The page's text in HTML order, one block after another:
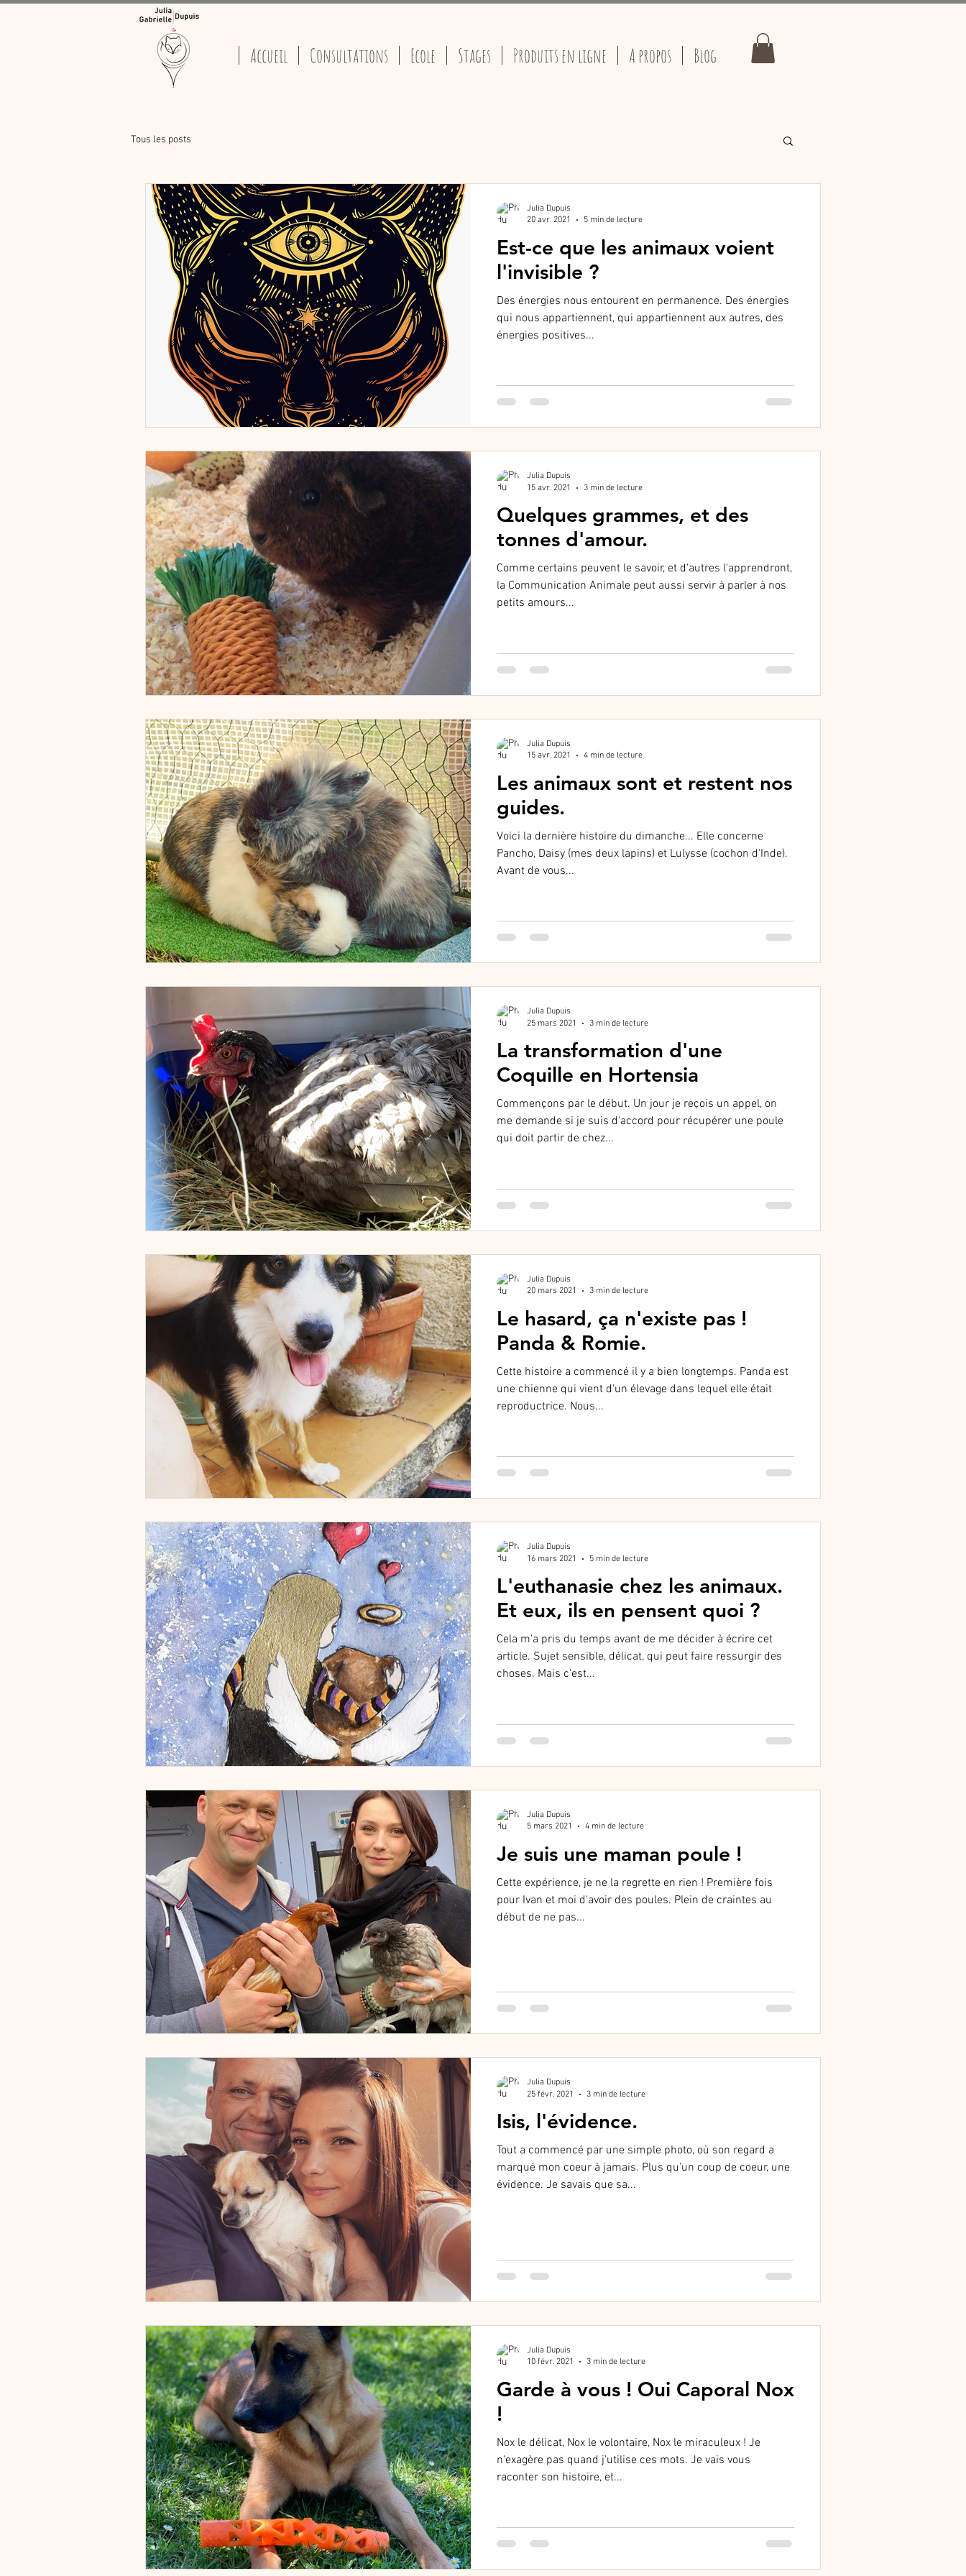
Accueil Consultations Ecole Stages Produits en ligne A propos Blog
Tous les posts
Est-ce que les animaux voient
l'invisible ?
Des énergies nous entourent en permanence. Des énergies
qui nous appartiennent, qui appartiennent aux autres, des
énergies positives...
Julia Dupuis
20 avr. 2021
5 min de lecture
Quelques grammes, et des
tonnes d'amour.
Comme certains peuvent le savoir, et d'autres l'apprendront,
la Communication Animale peut aussi servir à parler à nos
petits amours...
Julia Dupuis
15 avr. 2021
3 min de lecture
Les animaux sont et restent nos
guides.
Voici la dernière histoire du dimanche... Elle concerne
Pancho, Daisy (mes deux lapins) et Lulysse (cochon d'Inde).
Avant de vous...
Julia Dupuis
15 avr. 2021
4 min de lecture
La transformation d'une
Coquille en Hortensia
Commençons par le début. Un jour je reçois un appel, on
me demande si je suis d'accord pour récupérer une poule
qui doit partir de chez...
Julia Dupuis
25 mars 2021
3 min de lecture
Le hasard, ça n'existe pas !
Panda & Romie.
Cette histoire a commencé il y a bien longtemps. Panda est
une chienne qui vient d'un élevage dans lequel elle était
reproductrice. Nous...
Julia Dupuis
20 mars 2021
3 min de lecture
L'euthanasie chez les animaux.
Et eux, ils en pensent quoi ?
Cela m'a pris du temps avant de me décider à écrire cet
article. Sujet sensible, délicat, qui peut faire ressurgir des
choses. Mais c'est...
Julia Dupuis
16 mars 2021
5 min de lecture
Je suis une maman poule !
Cette expérience, je ne la regrette en rien ! Première fois
pour Ivan et moi d'avoir des poules. Plein de craintes au
début de ne pas...
Julia Dupuis
5 mars 2021
4 min de lecture
Isis, l'évidence.
Tout a commencé par une simple photo, où son regard a
marqué mon coeur à jamais. Plus qu’un coup de coeur, une
évidence. Je savais que sa...
Julia Dupuis
25 févr. 2021
3 min de lecture
Garde à vous ! Oui Caporal Nox
!
Nox le délicat, Nox le volontaire, Nox le miraculeux ! Je
n'exagère pas quand j'utilise ces mots. Je vais vous
raconter son histoire, et...
Julia Dupuis
10 févr. 2021
3 min de lecture